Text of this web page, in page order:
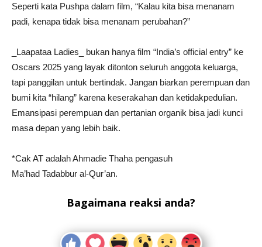
Seperti kata Pushpa dalam film, “Kalau kita bisa menanam
padi, kenapa tidak bisa menanam perubahan?”
_Laapataa Ladies_ bukan hanya film “India’s official entry” ke
Oscars 2025 yang layak ditonton seluruh anggota keluarga,
tapi panggilan untuk bertindak. Jangan biarkan perempuan dan
bumi kita “hilang” karena keserakahan dan ketidakpedulian.
Emansipasi perempuan dan pertanian organik bisa jadi kunci
masa depan yang lebih baik.
*Cak AT adalah Ahmadie Thaha pengasuh
Ma’had Tadabbur al-Qur’an.
Bagaimana reaksi anda?